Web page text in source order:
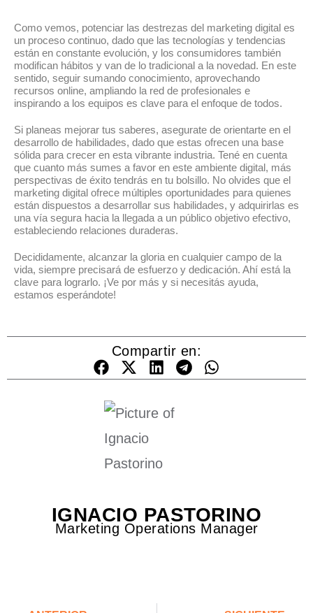
Como vemos, potenciar las destrezas del marketing digital es
un proceso continuo, dado que las tecnologías y tendencias
están en constante evolución, y los consumidores también
modifican hábitos y van de lo tradicional a la novedad. En este
sentido, seguir sumando conocimiento, aprovechando
recursos online, ampliando la red de profesionales e
inspirando a los equipos es clave para el enfoque de todos.
Si planeas mejorar tus saberes, asegurate de orientarte en el
desarrollo de habilidades, dado que estas ofrecen una base
sólida para crecer en esta vibrante industria. Tené en cuenta
que cuanto más sumes a favor en este ambiente digital, más
perspectivas de éxito tendrás en tu bolsillo. No olvides que el
marketing digital ofrece múltiples oportunidades para quienes
están dispuestos a desarrollar sus habilidades, y adquirirlas es
una vía segura hacia la llegada a un público objetivo efectivo,
estableciendo relaciones duraderas.
Decididamente, alcanzar la gloria en cualquier campo de la
vida, siempre precisará de esfuerzo y dedicación. Ahí está la
clave para lograrlo. ¡Ve por más y si necesitás ayuda,
estamos esperándote!
Compartir en:
IGNACIO PASTORINO
Marketing Operations Manager